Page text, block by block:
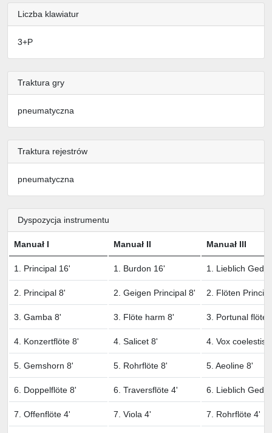
Liczba klawiatur
3+P
Traktura gry
pneumatyczna
Traktura rejestrów
pneumatyczna
Dyspozycja instrumentu
Manuał I Manuał II Manuał III
1. Principal 16' 1. Burdon 16' 1. Lieblich
2. Principal 8' 2. Geigen Principal 8' 2. Flöten
3. Gamba 8' 3. Flöte harm 8' 3. Portunal flöte
4. Konzertflöte 8' 4. Salicet 8' 4. Vox coelestis
5. Gemshorn 8' 5. Rohrflöte 8' 5. Aeoline 8'
6. Doppelflöte 8' 6. Traversflöte 4' 6. Lieblich
7. Offenflöte 4' 7. Viola 4' 7. Rohrflöte 4'